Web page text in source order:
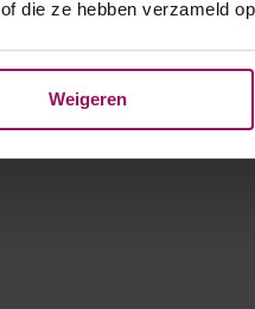
die ze hebben verzameld
Weigeren